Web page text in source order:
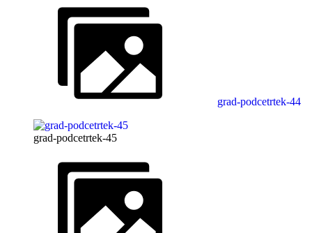
grad-podcetrtek-44
grad-podcetrtek-45